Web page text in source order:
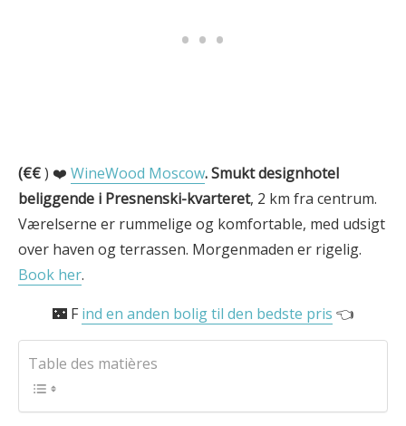
(€€) ❤️ WineWood Moscow.Smukt designhotel
beliggende i Presnenski-kvarteret, 2 km fra centrum.
Værelserne er rummelige og komfortable, med udsigt
over haven og terrassen. Morgenmaden er rigelig.
Book her.
🌃 F ind en anden bolig til den bedste pris 👈
Table des matières